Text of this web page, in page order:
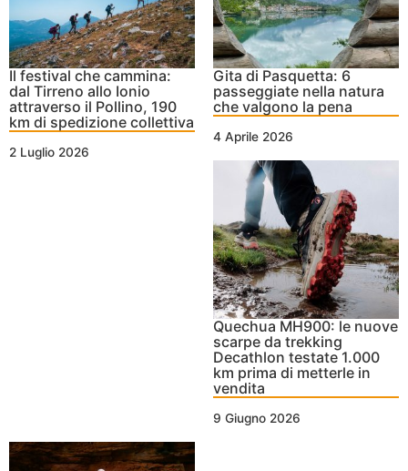
Il festival che cammina:
dal Tirreno allo Ionio
attraverso il Pollino, 190
km di spedizione collettiva
2 Luglio 2026
Gita di Pasquetta: 6
passeggiate nella natura
che valgono la pena
4 Aprile 2026
Quechua MH900: le nuove
scarpe da trekking
Decathlon testate 1.000
km prima di metterle in
vendita
9 Giugno 2026